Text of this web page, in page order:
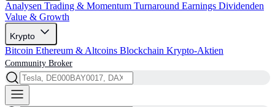
Analysen Trading & Momentum Turnaround Earnings Dividenden
Value & Growth
Krypto
Bitcoin Ethereum & Altcoins Blockchain Krypto-Aktien
Community Broker